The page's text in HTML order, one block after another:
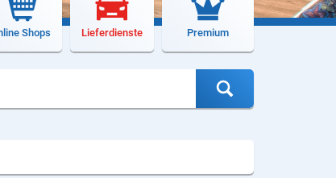
Shops Lieferdienste Premium